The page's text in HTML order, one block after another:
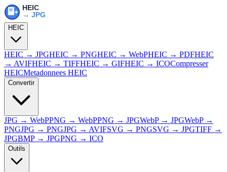
HEIC
HEIC → JPGHEIC → PNGHEIC → WebPHEIC → PDFHEIC
→ AVIFHEIC → TIFFHEIC → GIFHEIC → ICOCompresser
HEICMetadonnees HEIC
Convertir
JPG → WebPPNG → WebPPNG → JPGWebP → JPGWebP →
PNGJPG → PNGJPG → AVIFSVG → PNGSVG → JPGTIFF →
JPGBMP → JPGPNG → ICO
Outils